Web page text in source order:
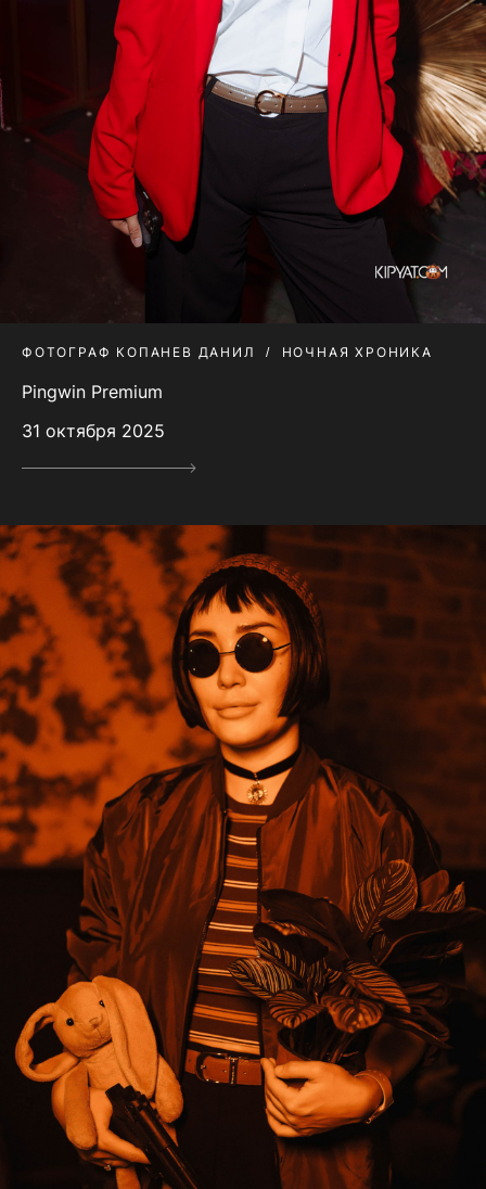
ФОТОГРАФ КОПАНЕВ ДАНИЛ НОЧНАЯ ХРОНИКА
Pingwin Premium
31 октября 2025